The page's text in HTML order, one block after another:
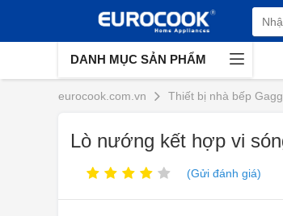
DANH MỤC SẢN PHẨM
eurocook.com.vn Thiết bị nhà bếp
Lò nướng kết hợp vi
(Gửi đánh giá)